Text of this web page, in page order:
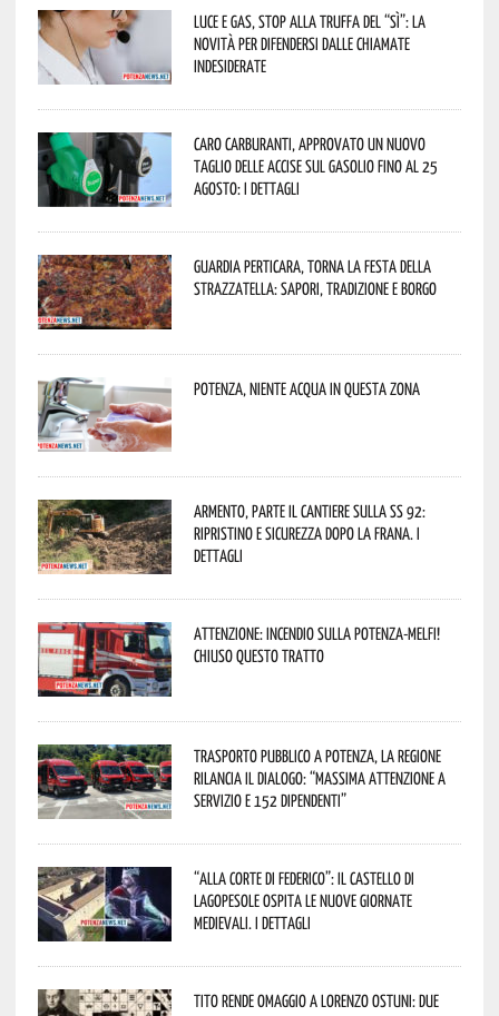
Luce e gas, stop alla truffa del “Sì”: la
novità per difendersi dalle chiamate
indesiderate
Caro carburanti, approvato un nuovo
taglio delle accise sul gasolio fino al 25
agosto: i dettagli
Guardia Perticara, torna la Festa della
Strazzatella: sapori, tradizione e borgo
Potenza, niente acqua in questa zona
Armento, parte il cantiere sulla SS 92:
ripristino e sicurezza dopo la frana. I
dettagli
Attenzione: incendio sulla Potenza-Melfi!
Chiuso questo tratto
Trasporto pubblico a Potenza, la Regione
rilancia il dialogo: “Massima attenzione a
servizio e 152 dipendenti”
“Alla corte di Federico”: il Castello di
Lagopesole ospita le nuove Giornate
Medievali. I dettagli
Tito rende omaggio a Lorenzo Ostuni: due